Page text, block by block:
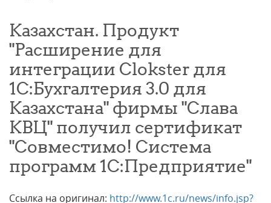
Казахстан. Продукт
"Расширение для
интеграции Clokster для
1C:Бухгалтерия 3.0 для
Казахстана" фирмы "Слава
КВЦ" получил сертификат
"Совместимо! Система
программ 1С:Предприятие"
Ссылка на оригинал: http://www.1c.ru/news/info.jsp?